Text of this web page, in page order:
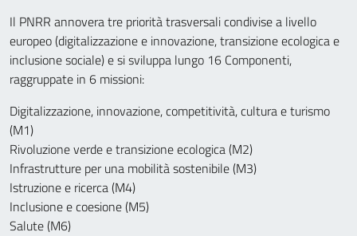
Il PNRR annovera tre priorità trasversali condivise a livello
europeo (digitalizzazione e innovazione, transizione ecologica e
inclusione sociale) e si sviluppa lungo 16 Componenti,
raggruppate in 6 missioni:
Digitalizzazione, innovazione, competitività, cultura e turismo
(M1)
Rivoluzione verde e transizione ecologica (M2)
Infrastrutture per una mobilità sostenibile (M3)
Istruzione e ricerca (M4)
Inclusione e coesione (M5)
Salute (M6)